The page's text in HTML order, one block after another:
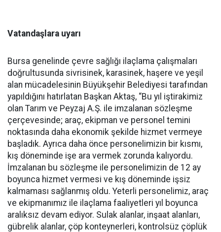
Vatandaşlara uyarı
Bursa genelinde çevre sağlığı ilaçlama çalışmaları
doğrultusunda sivrisinek, karasinek, haşere ve yeşil
alan mücadelesinin Büyükşehir Belediyesi tarafından
yapıldığını hatırlatan Başkan Aktaş, “Bu yıl iştirakimiz
olan Tarım ve Peyzaj A.Ş. ile imzalanan sözleşme
çerçevesinde; araç, ekipman ve personel temini
noktasında daha ekonomik şekilde hizmet vermeye
başladık. Ayrıca daha önce personelimizin bir kısmı,
kış döneminde işe ara vermek zorunda kalıyordu.
İmzalanan bu sözleşme ile personelimizin de 12 ay
boyunca hizmet vermesi ve kış döneminde işsiz
kalmaması sağlanmış oldu. Yeterli personelimiz, araç
ve ekipmanımız ile ilaçlama faaliyetleri yıl boyunca
aralıksız devam ediyor. Sulak alanlar, inşaat alanları,
gübrelik alanlar, çöp konteynerleri, kontrolsüz çöplük